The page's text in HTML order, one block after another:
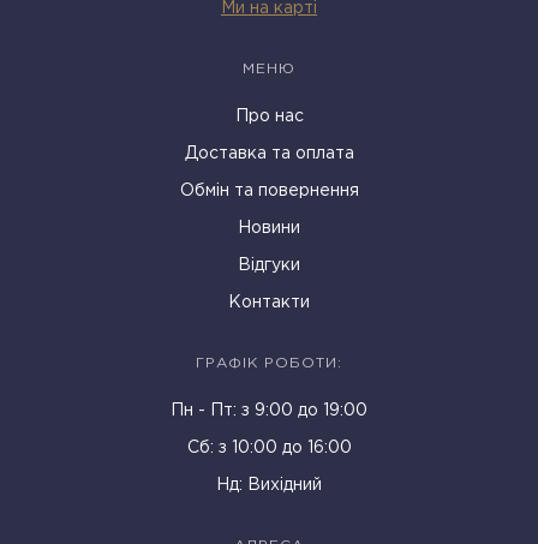
Ми на карті
МЕНЮ
Про нас
Доставка та оплата
Обмін та повернення
Новини
Відгуки
Контакти
ГРАФІК РОБОТИ:
Пн - Пт: з 9:00 до 19:00
Cб: з 10:00 до 16:00
Нд: Вихідний